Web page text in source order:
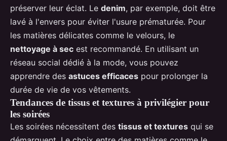
préserver leur éclat. Le denim, par exemple, doit être
lavé à l'envers pour éviter l'usure prématurée. Pour
les matières délicates comme le velours, le
nettoyage à sec est recommandé. En utilisant un
réseau social dédié à la mode, vous pouvez
apprendre des astuces efficaces pour prolonger la
durée de vie de vos vêtements.
Tendances de tissus et textures à privilégier pour
les soirées
Les soirées nécessitent des tissus et textures qui se